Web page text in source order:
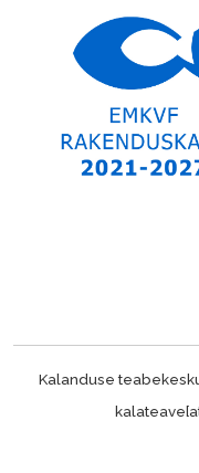
Kalanduse